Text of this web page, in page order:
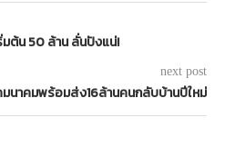
ต้น 50 ล้าน ลั่นปังแน่!
next post
นาคมพร้อมส่ง16ล้านคนกลับบ้านปีใหม่